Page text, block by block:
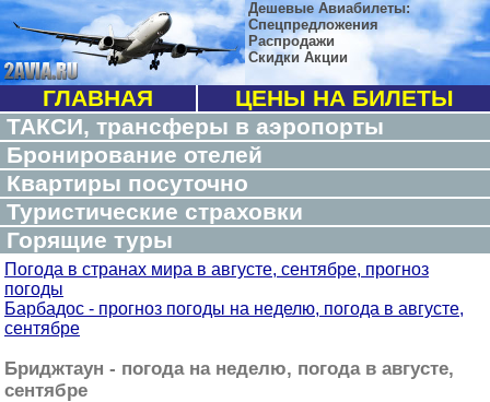
Дешевые Авиабилеты:
Спецпредложения
Распродажи
Скидки Акции
ГЛАВНАЯ
ЦЕНЫ НА БИЛЕТЫ
ТАКСИ, трансферы в аэропорты
Бронирование отелей
Квартиры посуточно
Туристические страховки
Горящие туры
Погода в странах мира в августе, сентябре, прогноз
погоды
Барбадос - прогноз погоды на неделю, погода в августе,
сентябре
Бриджтаун - погода на неделю, погода в августе,
сентябре